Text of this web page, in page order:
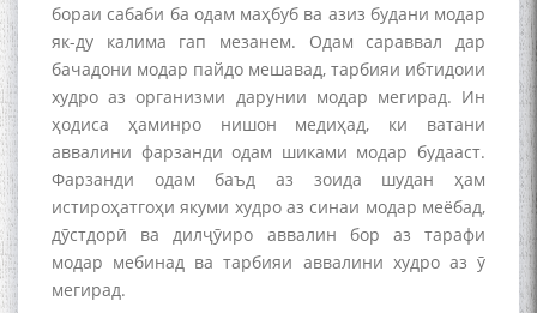
бораи сабаби ба одам маҳбуб ва азиз будани модар
як-ду калима гап мезанем. Одам сараввал дар
бачадони модар пайдо мешавад, тарбияи ибтидоии
худро аз организми дарунии модар мегирад. Ин
ҳодиса ҳаминро нишон медиҳад, ки ватани
аввалини фарзанди одам шиками модар будааст.
Фарзанди одам баъд аз зоида шудан ҳам
истироҳатгоҳи якуми худро аз синаи модар меёбад,
дӯстдорӣ ва дилҷӯиро аввалин бор аз тарафи
модар мебинад ва тарбияи аввалини худро аз ӯ
мегирад.
The Persian Gulf Beautiful
poetry from Устод Мумин
Қаноат (Ustod Mumin Qanoat)
and Master Mehryar
Mehrafarin about the conflict
of the name of the Persian
Gulf